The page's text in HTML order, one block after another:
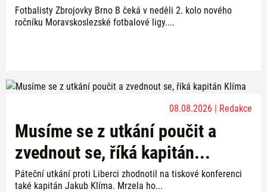
Fotbalisty Zbrojovky Brno B čeká v neděli 2. kolo nového
ročníku Moravskoslezské fotbalové ligy....
08.08.2026 | Redakce
Musíme se z utkání poučit a
zvednout se, říká kapitán...
Páteční utkání proti Liberci zhodnotil na tiskové konferenci
také kapitán Jakub Klíma. Mrzela ho...